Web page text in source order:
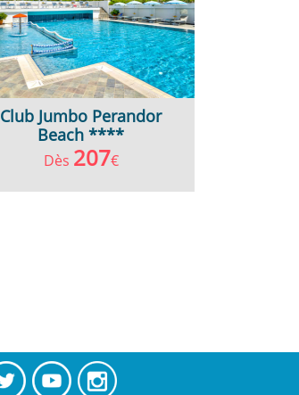
Club Jumbo Perandor
Beach ****
Dès 207€